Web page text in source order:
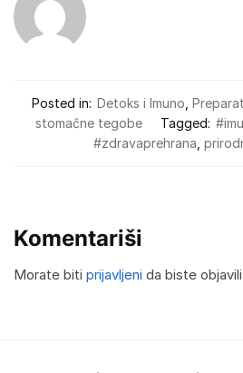
Posted in: Detoks i Imuno
stomačne tegobe
Tagged:
#zdravaprehrana
Komentariši
Morate biti prijavljeni da biste